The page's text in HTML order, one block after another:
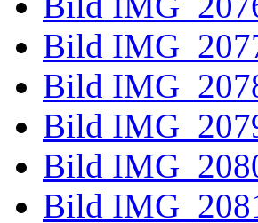
Bild
Bild
Bild
Bild
Bild